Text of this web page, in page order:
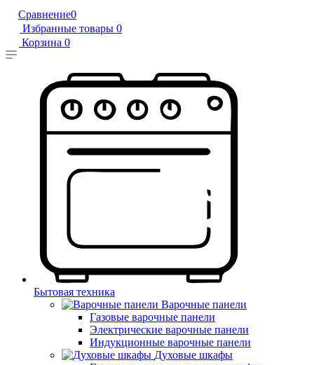
Сравнение0
Избранные товары 0
Корзина 0
Бытовая техника
Варочные панели
Газовые варочные панели
Электрические варочные панели
Индукционные варочные панели
Духовые шкафы